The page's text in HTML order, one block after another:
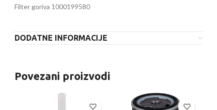
Filter goriva 1000199580
DODATNE INFORMACIJE
Povezani proizvodi